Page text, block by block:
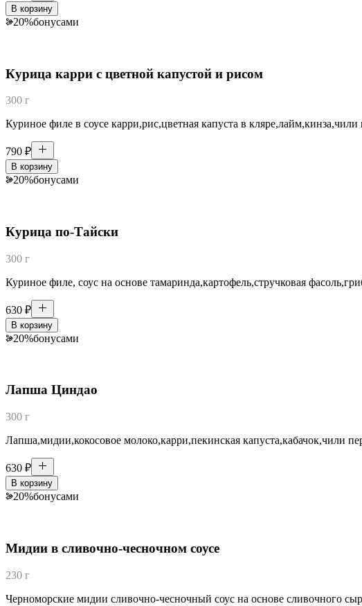
В корзину
20%бонусами
Курица карри с цветной капустой и рисом
300 г
Куриное филе в соусе карри,рис,цветная капуста в
790 ₽
В корзину
20%бонусами
Курица по-Тайски
300 г
Куриное филе, соус на основе тамаринда,картофель,стручковая
630 ₽
В корзину
20%бонусами
Лапша Циндао
300 г
Лапша,мидии,кокосовое молоко,карри,пекинская капуста,кабачок,чили
630 ₽
В корзину
20%бонусами
Мидии в сливочно-чесночном соусе
230 г
Черноморские мидии сливочно-чесночный соус на основе сливочного